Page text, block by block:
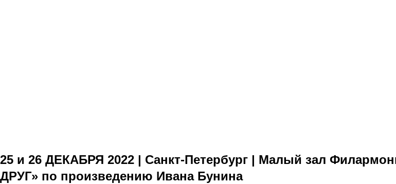
25 и 26 ДЕКАБРЯ 2022 | Санкт-Петербург | Малый зал
ДРУГ» по произведению Ивана Бунина